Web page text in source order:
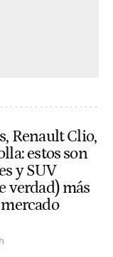
Renault Clio,
estos son
y SUV
verdad) más